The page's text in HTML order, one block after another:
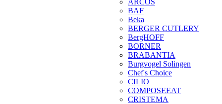
ARCOS
BAF
Beka
BERGER CUTLERY
BergHOFF
BORNER
BRABANTIA
Burgvogel Solingen
Chef's Choice
CILIO
COMPOSEEAT
CRISTEMA